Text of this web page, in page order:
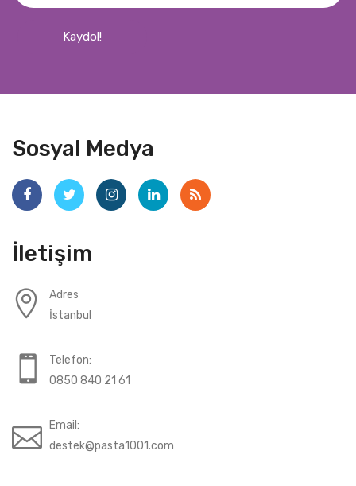
Kaydol!
Sosyal Medya
İletişim
Adres
İstanbul
Telefon:
0850 840 21 61
Email:
destek@pasta1001.com